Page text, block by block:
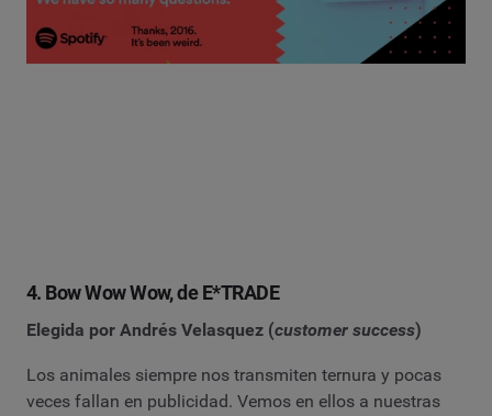
4. Bow Wow Wow, de E*TRADE
Elegida por Andrés Velasquez (customer success)
Los animales siempre nos transmiten ternura y pocas
veces fallan en publicidad. Vemos en ellos a nuestras